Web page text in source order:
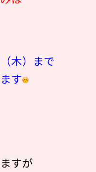
木）まで
す
すが